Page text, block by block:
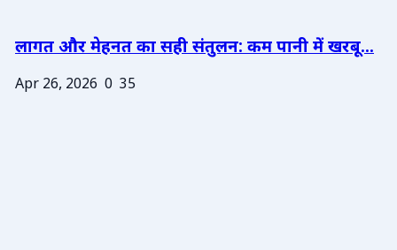
लागत और मेहनत का सही संतुलन: कम पानी में खरबू...
Apr 26, 2026 0 35